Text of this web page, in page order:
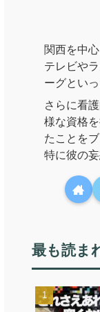
関西を中
テレビや
ーグとい
さらに看
様な資格
たことを
特に彼の
最も読ま